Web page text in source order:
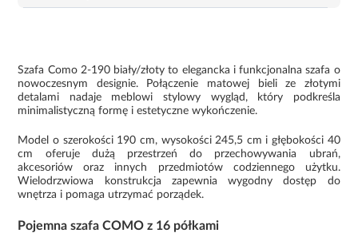
Szafa Como 2-190 biały/złoty to elegancka i funkcjonalna szafa o
nowoczesnym designie. Połączenie matowej bieli ze złotymi
detalami nadaje meblowi stylowy wygląd, który podkreśla
minimalistyczną formę i estetyczne wykończenie.
Model o szerokości 190 cm, wysokości 245,5 cm i głębokości 40
cm oferuje dużą przestrzeń do przechowywania ubrań,
akcesoriów oraz innych przedmiotów codziennego użytku.
Wielodrzwiowa konstrukcja zapewnia wygodny dostęp do
wnętrza i pomaga utrzymać porządek.
Pojemna szafa COMO z 16 półkami